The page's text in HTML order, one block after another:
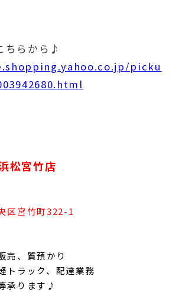
ちらから♪
picku
松宮竹店
区宮竹町322-1
売、質預かり
トラック、配達業務
承ります♪